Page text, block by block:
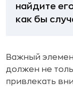
найдите
как бы
Важный
должен не
привлекать